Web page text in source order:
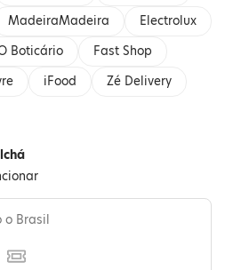
MadeiraMadeira
Electrolux
Boticário
Fast Shop
iFood
Zé Delivery
o Brasil